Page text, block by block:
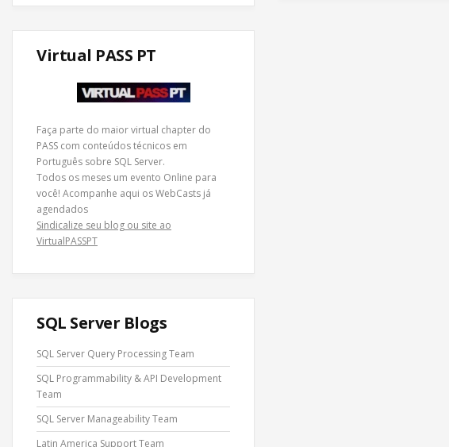
Virtual PASS PT
Faça parte do maior virtual chapter do
PASS com conteúdos técnicos em
Português sobre SQL Server.
Todos os meses um evento Online para
você! Acompanhe aqui os WebCasts já
agendados
Sindicalize seu blog ou site ao
VirtualPASSPT
SQL Server Blogs
SQL Server Query Processing Team
SQL Programmability & API Development
Team
SQL Server Manageability Team
Latin America Support Team